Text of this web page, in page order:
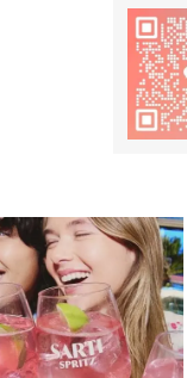
酒